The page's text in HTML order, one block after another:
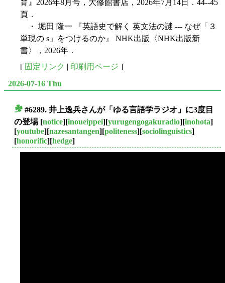
育』2026年8月号，大修館書店，2026年7月14日．44--45
頁．
・ 堀田 隆一 『英語史で解く 英文法の謎 --- なぜ「３
単現の s」をつけるのか』 NHK出版〈NHK出版新
書〉，2026年．
[ 固定リンク | 印刷用ページ ]
2026-07-16 Thu
#6289. 井上逸兵さんが「ゆる言語学ラジオ」に3度目
の登場[notice][inoueippei][yurugengogakuradio][inohota]
[youtube][nazesantangen][politeness][sociolinguistics]
[honorific][hedge]